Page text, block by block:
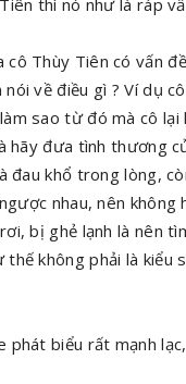
thì nó như là ráp
Thùy Tiên có vấn
về điều gì ? Ví dụ
sao từ đó mà cô
đưa tình thương
đau khổ trong lòng,
nhau, nên
bị ghẻ lạnh là nên
không phải là kiểu
biểu rất mạnh